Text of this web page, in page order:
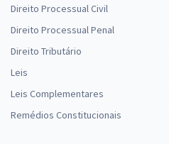
Direito Processual Civil
Direito Processual Penal
Direito Tributário
Leis
Leis Complementares
Remédios Constitucionais